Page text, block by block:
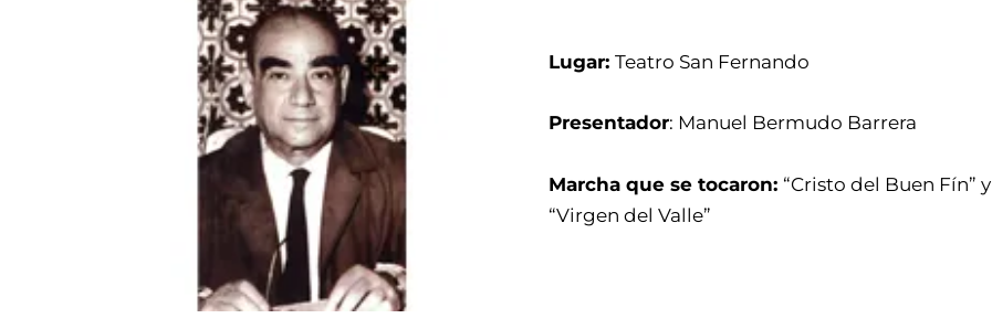
Lugar: Teatro San Fernando
Presentador: Manuel Bermudo Barrera
Marcha que se tocaron: “Cristo del Buen Fín” y
“Virgen del Valle”